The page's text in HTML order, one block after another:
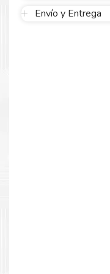
1 x HEADPHONE /
Envío y Entrega